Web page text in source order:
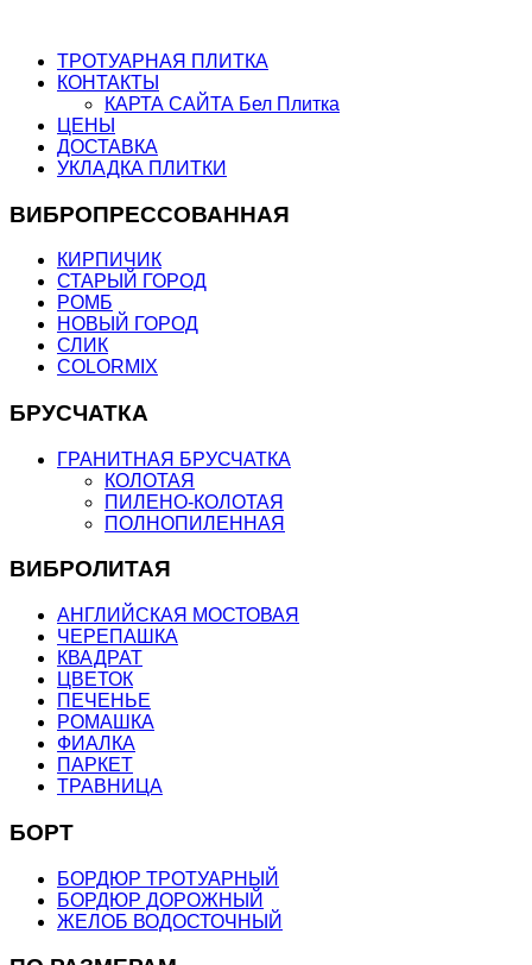
ТРОТУАРНАЯ ПЛИТКА
КОНТАКТЫ
КАРТА САЙТА Бел Плитка
ЦЕНЫ
ДОСТАВКА
УКЛАДКА ПЛИТКИ
ВИБРОПРЕССОВАННАЯ
КИРПИЧИК
СТАРЫЙ ГОРОД
РОМБ
НОВЫЙ ГОРОД
СЛИК
COLORMIX
БРУСЧАТКА
ГРАНИТНАЯ БРУСЧАТКА
КОЛОТАЯ
ПИЛЕНО-КОЛОТАЯ
ПОЛНОПИЛЕННАЯ
ВИБРОЛИТАЯ
АНГЛИЙСКАЯ МОСТОВАЯ
ЧЕРЕПАШКА
КВАДРАТ
ЦВЕТОК
ПЕЧЕНЬЕ
РОМАШКА
ФИАЛКА
ПАРКЕТ
ТРАВНИЦА
БОРТ
БОРДЮР ТРОТУАРНЫЙ
БОРДЮР ДОРОЖНЫЙ
ЖЕЛОБ ВОДОСТОЧНЫЙ